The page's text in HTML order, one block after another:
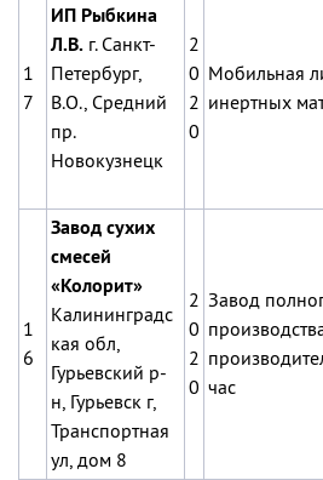
1
7
ИП Рыбкина
Л.В. г. Санкт-
Петербург,
В.О., Средний
пр.
Новокузнецк
2
0
2
0
Мобильная
инертных
1
6
Завод сухих
смесей
«Колорит»
Калининградс
кая обл,
Гурьевский р-
н, Гурьевск г,
Транспортная
ул, дом 8
2
0
2
0
Завод
час